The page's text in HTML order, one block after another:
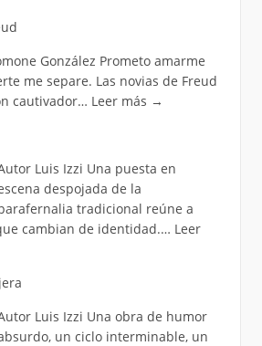
González Prometo amarme
me separe. Las novias de Freud
cautivador… Leer más →
Luis Izzi Una puesta en
despojada de la
tradicional reúne a
cambian de identidad.… Leer
Luis Izzi Una obra de humor
un ciclo interminable, un